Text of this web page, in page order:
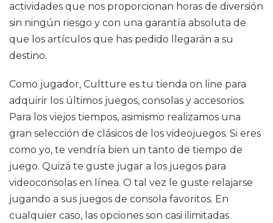
actividades que nos proporcionan horas de diversión
sin ningún riesgo y con una garantía absoluta de
que los artículos que has pedido llegarán a su
destino.
Como jugador, Cultture es tu tienda on line para
adquirir los últimos juegos, consolas y accesorios.
Para los viejos tiempos, asimismo realizamos una
gran selección de clásicos de los videojuegos. Si eres
como yo, te vendría bien un tanto de tiempo de
juego. Quizá te guste jugar a los juegos para
videoconsolas en línea. O tal vez le guste relajarse
jugando a sus juegos de consola favoritos. En
cualquier caso, las opciones son casi ilimitadas